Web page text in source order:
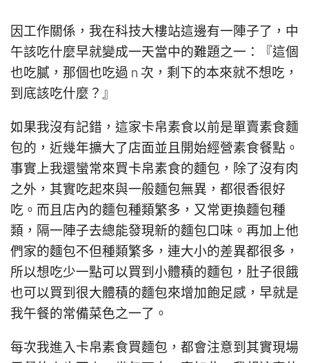
因工作關係，我在科技大樓站這邊有一陣子了，中
午該吃什麼早就變成一天當中的難題之一：『這個
也吃膩，那個也吃過 n 次，剩下的本來就不想吃，
到底該吃什麼？』
如果我沒有記錯，這家卡帛素食以前是單賣素食麵
包的，近幾年擴大了店面並且開始經營素食餐點。
事實上我還蠻常來買卡帛素食的麵包，除了沒有肉
之外，其實吃起來與一般麵包無異，都很香很好
吃。而且店內的麵包種類繁多，又常更換麵包種
類，隔一陣子去總能發現新的麵包口味。再加上他
們家的麵包不但種類繁多，連大小的差異都很多，
所以想吃少一點可以買到小體積的麵包，肚子很餓
也可以買到很大體積的麵包來增加飽足感，早就是
我午餐的常備菜色之一了。
每次我進入卡帛素食買麵包，都會注意到其實現場